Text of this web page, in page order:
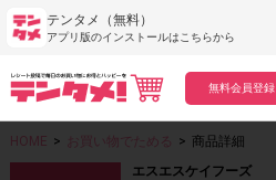
テンタメ（無料）
アプリ版のインストールはこちらから
無料会員登録
HOME > お買い物でためる > 商品詳細
エスエスケイフーズ